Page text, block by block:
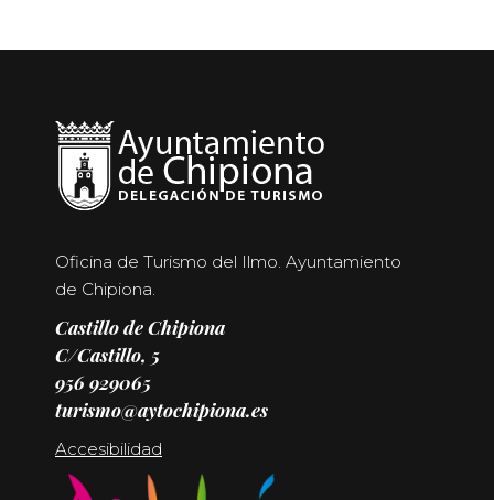
Oficina de Turismo del Ilmo. Ayuntamiento
de Chipiona.
Castillo de Chipiona
C/Castillo, 5
956 929065
turismo@aytochipiona.es
Accesibilidad